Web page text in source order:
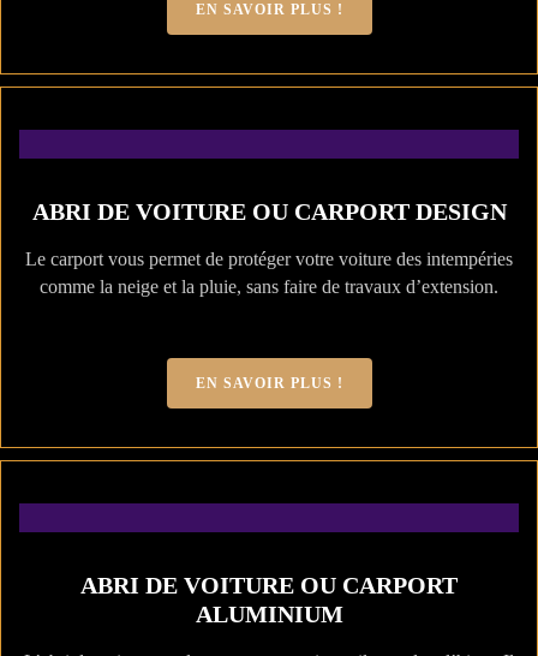
EN SAVOIR PLUS !
ABRI DE VOITURE OU CARPORT DESIGN
Le carport vous permet de protéger votre voiture des intempéries
comme la neige et la pluie, sans faire de travaux d’extension.
EN SAVOIR PLUS !
ABRI DE VOITURE OU CARPORT
ALUMINIUM